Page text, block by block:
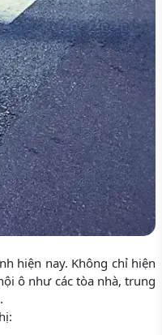
hiện nay. Không chỉ hiện
ô như các tòa nhà, trung